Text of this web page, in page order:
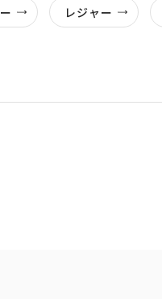
レジャー